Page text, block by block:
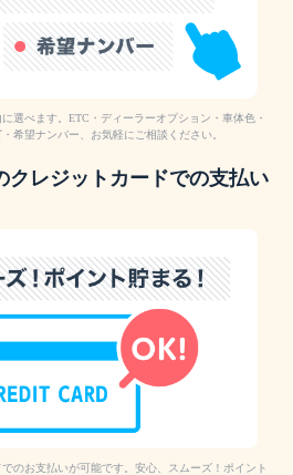
選べます。ETC・ディーラーオプション・車体色・
希望ナンバー、お気軽にご相談ください。
クレジットカードでの支払い
のお支払いが可能です。安心、スムーズ！ポイント